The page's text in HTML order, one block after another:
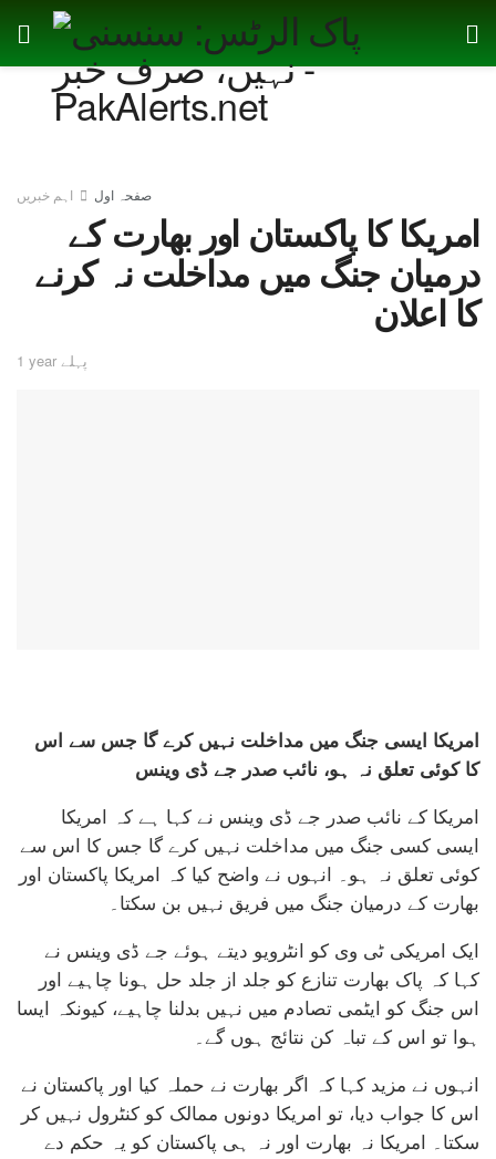
صفحہ اول اہم خبریں
امریکا کا پاکستان اور بھارت کے
درمیان جنگ میں مداخلت نہ کرنے
کا اعلان
1 year پہلے
امریکا ایسی جنگ میں مداخلت نہیں کرے گا جس سے اس
کا کوئی تعلق نہ ہو، نائب صدر جے ڈی وینس
امریکا کے نائب صدر جے ڈی وینس نے کہا ہے کہ امریکا
ایسی کسی جنگ میں مداخلت نہیں کرے گا جس کا اس سے
کوئی تعلق نہ ہو۔ انہوں نے واضح کیا کہ امریکا پاکستان اور
بھارت کے درمیان جنگ میں فریق نہیں بن سکتا۔
ایک امریکی ٹی وی کو انٹرویو دیتے ہوئے جے ڈی وینس نے
کہا کہ پاک بھارت تنازع کو جلد از جلد حل ہونا چاہیے اور
اس جنگ کو ایٹمی تصادم میں نہیں بدلنا چاہیے، کیونکہ ایسا
ہوا تو اس کے تباہ کن نتائج ہوں گے۔
انہوں نے مزید کہا کہ اگر بھارت نے حملہ کیا اور پاکستان نے
اس کا جواب دیا، تو امریکا دونوں ممالک کو کنٹرول نہیں کر
سکتا۔ امریکا نہ بھارت اور نہ ہی پاکستان کو یہ حکم دے